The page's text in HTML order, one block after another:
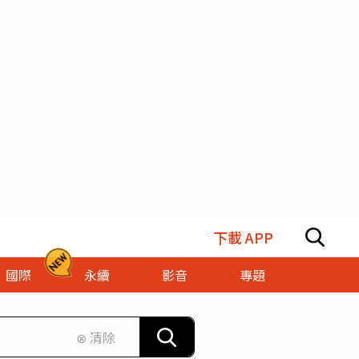
下載 APP
國際 永續 影音
專題
⊗ 清除